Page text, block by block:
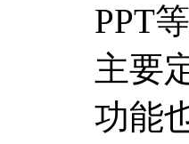
PPT
主要
功能